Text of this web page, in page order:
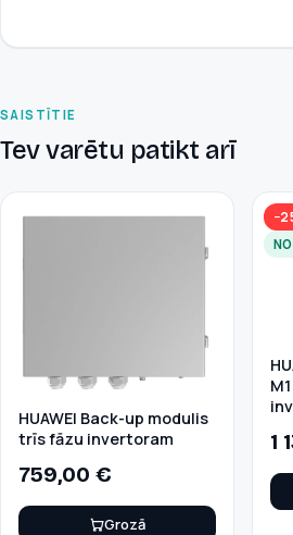
SAISTĪTIE
Tev varētu patikt arī
HUAWEI Back-up modulis
trīs fāzu invertoram
759,00 €
Grozā
1